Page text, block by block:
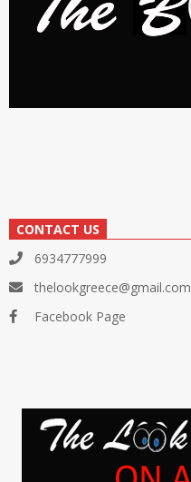
CONTACT US
6934777999
thelookgreece@gmail.com
Facebook Page